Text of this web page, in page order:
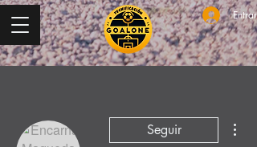
Entrar
Seguir